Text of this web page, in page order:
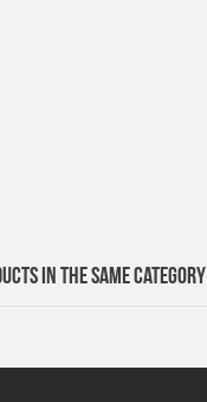
IN THE SAME CATEGORY